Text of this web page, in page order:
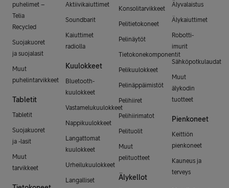
puhelimet –
Telia
Recycled
Suojakuoret
ja suojalasit
Muut
puhelintarvikkeet
Tabletit
Tabletit
Suojakuoret
ja -lasit
Muut
tarvikkeet
Aktiivikaiuttimet
Soundbarit
Kaiuttimet
radiolla
Kuulokkeet
Bluetooth-
kuulokkeet
Vastamelukuulokkeet
Nappikuulokkeet
Langattomat
kuulokkeet
Urheilukuulokkeet
Langalliset
Konsolitarvikkeet
Pelitietokoneet
Pelinäytöt
Tietokonekomponentit
Pelikuulokkeet
Pelinäppäimistöt
Pelihiiret
Pelihiirimatot
Pelituolit
Muut
pelituotteet
Älykellot
Älyvalaistus
Älykaiuttimet
Robotti-
imurit
Sähköpotkulaudat
Muut
älykodin
tuotteet
Pienkoneet
Keittiön
pienkoneet
Kauneus ja
terveys